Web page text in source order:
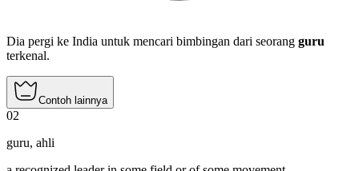
Dia pergi ke India untuk mencari bimbingan dari seorang guru
terkenal.
Contoh lainnya
02
guru, ahli